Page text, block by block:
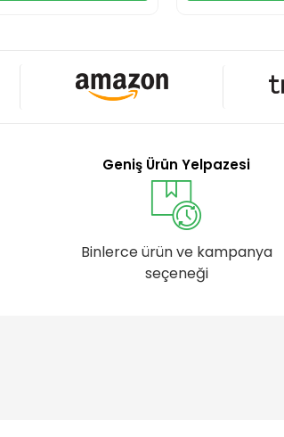
Geniş Ürün Yelpazesi
Binlerce ürün ve kampanya
seçeneği